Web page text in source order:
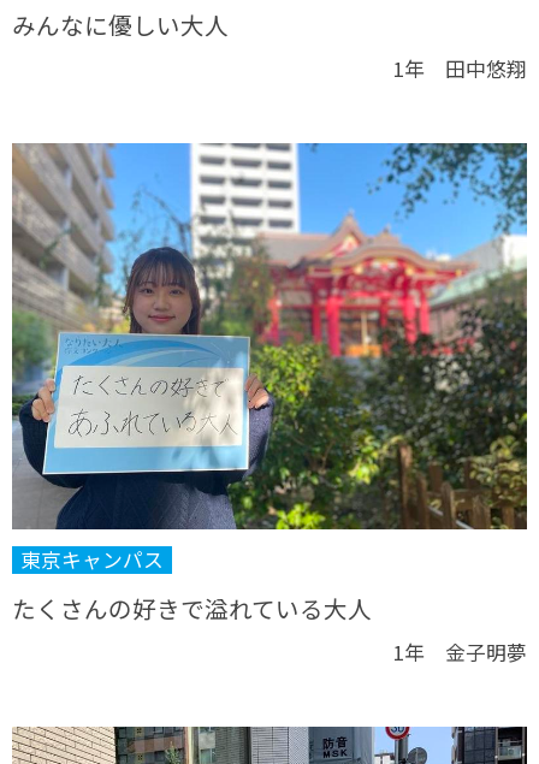
みんなに優しい大人
1年 田中悠翔
東京キャンパス
たくさんの好きで溢れている大人
1年 金子明夢